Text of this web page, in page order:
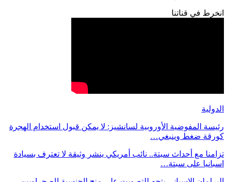
انخرط في قناتنا
الدولية
رئيسة المفوضية الأوروبية لسانشيز: لا يمكن قبول استخدام الهجرة
كورقة ضغط وينبغي…
تزامنا مع أحداث سبتة.. نائب أمريكي ينشر وثيقة لا تعترف بسيادة
اسبانيا على سبتة…